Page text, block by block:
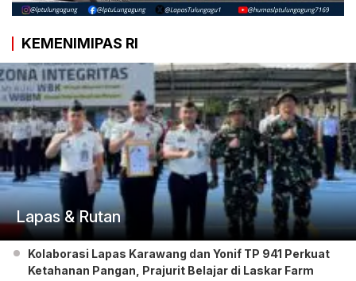
KEMENIMIPAS RI
Lapas & Rutan
Kolaborasi Lapas Karawang dan Yonif TP 941 Perkuat
Ketahanan Pangan, Prajurit Belajar di Laskar Farm